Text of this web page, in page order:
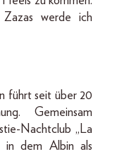
werde ich
führt seit über 20
Gemeinsam
Nachtclub „La
in dem Albin als